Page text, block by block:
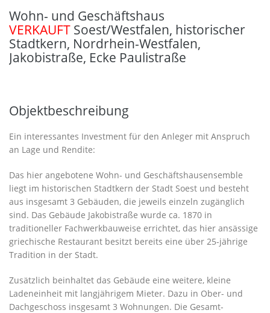
Wohn- und Geschäftshaus
VERKAUFT Soest/Westfalen, historischer
Stadtkern, Nordrhein-Westfalen,
Jakobistraße, Ecke Paulistraße
Objektbeschreibung
Ein interessantes Investment für den Anleger mit Anspruch
an Lage und Rendite:
Das hier angebotene Wohn- und Geschäftshausensemble
liegt im historischen Stadtkern der Stadt Soest und besteht
aus insgesamt 3 Gebäuden, die jeweils einzeln zugänglich
sind. Das Gebäude Jakobistraße wurde ca. 1870 in
traditioneller Fachwerkbauweise errichtet, das hier ansässige
griechische Restaurant besitzt bereits eine über 25-jährige
Tradition in der Stadt.
Zusätzlich beinhaltet das Gebäude eine weitere, kleine
Ladeneinheit mit langjährigem Mieter. Dazu in Ober- und
Dachgeschoss insgesamt 3 Wohnungen. Die Gesamt-